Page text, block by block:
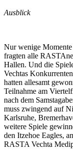
Ausblick
Nur wenige Momente
fragten alle
Hallen. Und die
Vechtas
hatten allesamt
Teilnahme am
nach dem
muss zwingend auf
Karlsruhe,
weitere Spiele
den Itzehoe Eagles,
RASTA Vechta